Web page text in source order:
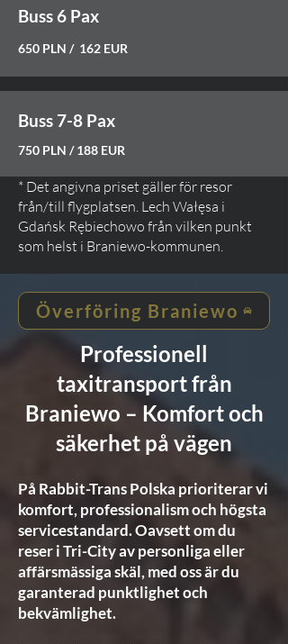
Buss 6 Pax
650 PLN / 162 EUR
Buss 7-8 Pax
750 PLN / 188 EUR
* Det angivna priset gäller för resor
från/till flygplatsen. Lech Wałęsa i
Gdańsk Rębiechowo från vilken punkt
som helst i Braniewo-kommunen.
Överföring Braniewo
Professionell
taxitransport från
Braniewo – Komfort och
säkerhet på vägen
På Rabbit-Trans Polska prioriterar vi
komfort, professionalism och högsta
servicestandard. Oavsett om du
reser i Tri-City av personliga eller
affärsmässiga skäl, med oss är du
garanterad punktlighet och
bekvämlighet.